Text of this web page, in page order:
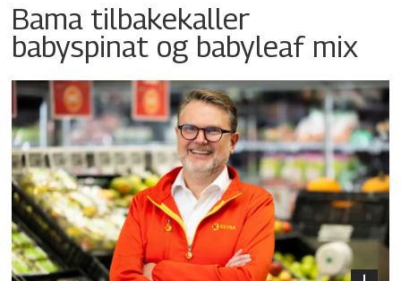
Bama tilbakekaller
babyspinat og babyleaf mix